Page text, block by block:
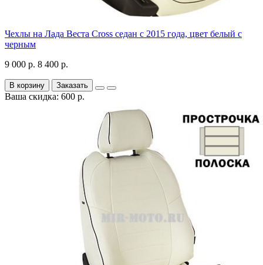
Чехлы на Лада Веста Cross седан с 2015 года, цвет белый с
черным
9 000 р. 8 400 р.
В корзину Заказать
Ваша скидка: 600 р.